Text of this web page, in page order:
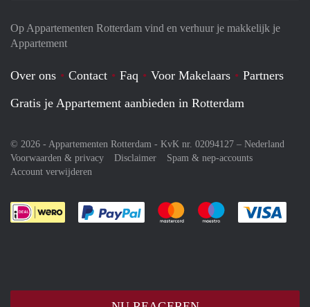
Op Appartementen Rotterdam vind en verhuur je makkelijk je
Appartement
Over ons Contact Faq Voor Makelaars
Partners
Gratis je Appartement aanbieden in Rotterdam
© 2026 - Appartementen Rotterdam - KvK nr. 02094127 – Nederland
Voorwaarden & privacy
Disclaimer
Spam & nep-accounts
Account verwijderen
Je rekent gemakkelijk af met Paypal
Je rekent gemakkelijk af met
Je rekent